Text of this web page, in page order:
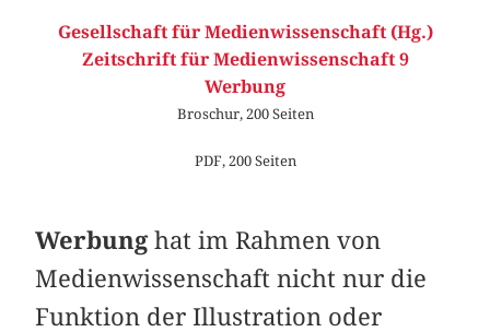
Gesellschaft für Medienwissenschaft (Hg.)
Zeitschrift für Medienwissenschaft 9
Werbung
Broschur, 200 Seiten
PDF, 200 Seiten
Werbunghat im Rahmen von
Medienwissenschaft nicht nur die
Funktion der Illustration oder